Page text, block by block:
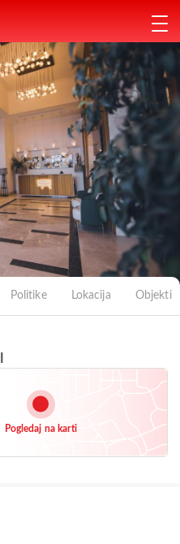
Politike Lokacija Objekti
Pogledaj na karti